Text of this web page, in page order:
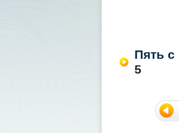
Пять
5